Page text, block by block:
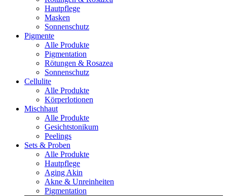
Hautpflege
Masken
Sonnenschutz
Pigmente
Alle Produkte
Pigmentation
Rötungen & Rosazea
Sonnenschutz
Cellulite
Alle Produkte
Körperlotionen
Mischhaut
Alle Produkte
Gesichtstonikum
Peelings
Sets & Proben
Alle Produkte
Hautpflege
Aging Akin
Akne & Unreinheiten
Pigmentation